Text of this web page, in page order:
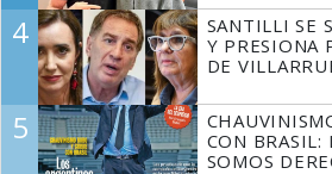
4
SANTILLI SE
Y PRESIONA
DE
5
CON BRASIL:
SOMOS